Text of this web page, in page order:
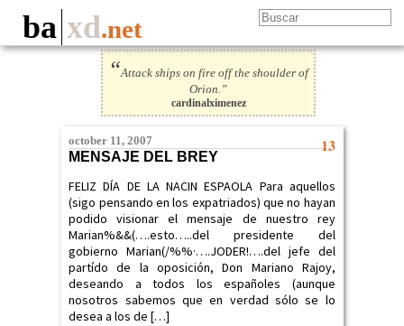
ba xd.net
“Attack ships on fire off the shoulder of
Orion.”
cardinalximenez
13
october 11, 2007
MENSAJE DEL BREY
FELIZ DÍA DE LA NACIN ESPAOLA Para aquellos
(sigo pensando en los expatriados) que no hayan
podido visionar el mensaje de nuestro rey
Marian%&&(….esto…..del presidente del
gobierno Marian(/%%·….JODER!….del jefe del
partído de la oposición, Don Mariano Rajoy,
deseando a todos los españoles (aunque
nosotros sabemos que en verdad sólo se lo
desea a los de […]